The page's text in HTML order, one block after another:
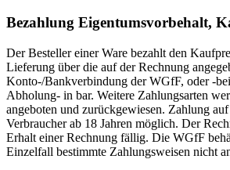
Bezahlung Eigentumsvorbehalt,
Der Besteller einer Ware bezahlt den
Lieferung über die auf der Rechnung
Konto-/Bankverbindung der WGfF, oder -
Abholung- in bar. Weitere Zahlungsarten
angeboten und zurückgewiesen. Zahlung
Verbraucher ab 18 Jahren möglich. Der
Erhalt einer Rechnung fällig. Die WGfF
Einzelfall bestimmte Zahlungsweisen nicht